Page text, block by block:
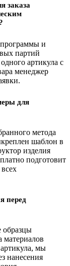
заказа
и
партий
артикула с
менеджер
для
метода
шаблон в
изделия
подготовит
перед
образцы
материалов
мы
нанесения